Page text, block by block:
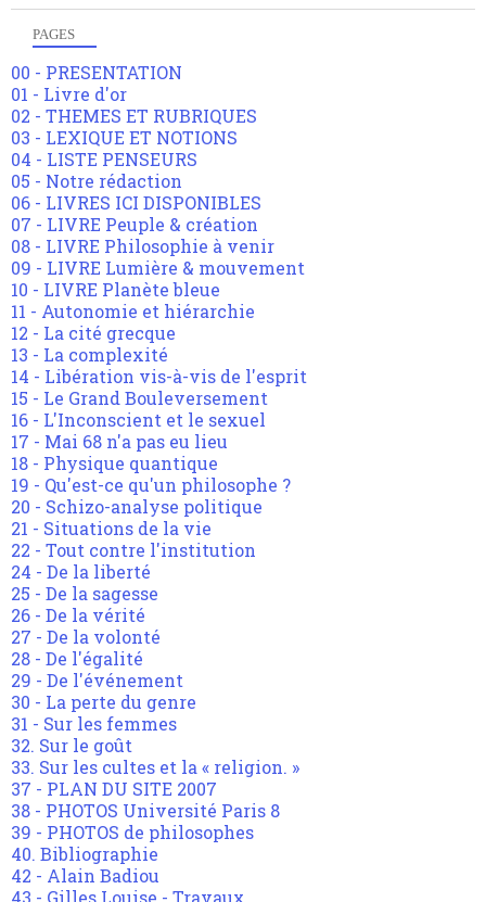
PAGES
00 - PRESENTATION
01 - Livre d'or
02 - THEMES ET RUBRIQUES
03 - LEXIQUE ET NOTIONS
04 - LISTE PENSEURS
05 - Notre rédaction
06 - LIVRES ICI DISPONIBLES
07 - LIVRE Peuple & création
08 - LIVRE Philosophie à venir
09 - LIVRE Lumière & mouvement
10 - LIVRE Planète bleue
11 - Autonomie et hiérarchie
12 - La cité grecque
13 - La complexité
14 - Libération vis-à-vis de l'esprit
15 - Le Grand Bouleversement
16 - L'Inconscient et le sexuel
17 - Mai 68 n'a pas eu lieu
18 - Physique quantique
19 - Qu'est-ce qu'un philosophe ?
20 - Schizo-analyse politique
21 - Situations de la vie
22 - Tout contre l'institution
24 - De la liberté
25 - De la sagesse
26 - De la vérité
27 - De la volonté
28 - De l'égalité
29 - De l'événement
30 - La perte du genre
31 - Sur les femmes
32. Sur le goût
33. Sur les cultes et la « religion. »
37 - PLAN DU SITE 2007
38 - PHOTOS Université Paris 8
39 - PHOTOS de philosophes
40. Bibliographie
42 - Alain Badiou
43 - Gilles Louise - Travaux